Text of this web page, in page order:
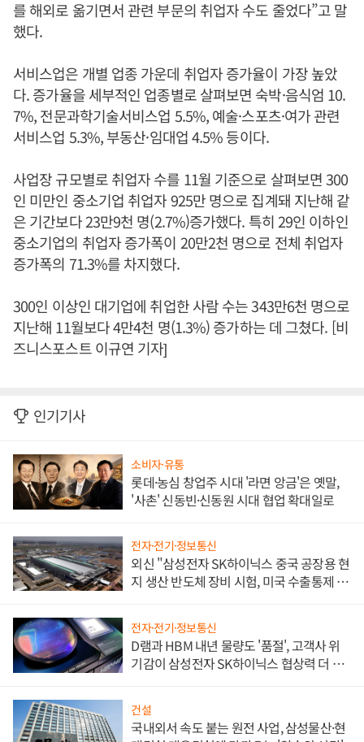
를 해외로 옮기면서 관련 부문의 취업자 수도 줄었다”고 말
했다.
서비스업은 개별 업종 가운데 취업자 증가율이 가장 높았
다. 증가율을 세부적인 업종별로 살펴보면 숙박·음식엄 10.
7%, 전문과학기술서비스업 5.5%, 예술·스포츠·여가 관련
서비스업 5.3%, 부동산·임대업 4.5% 등이다.
사업장 규모별로 취업자 수를 11월 기준으로 살펴보면 300
인 미만인 중소기업 취업자 925만 명으로 집계돼 지난해 같
은 기간보다 23만9천 명(2.7%)증가했다. 특히 29인 이하인
중소기업의 취업자 증가폭이 20만2천 명으로 전체 취업자
증가폭의 71.3%를 차지했다.
300인 이상인 대기업에 취업한 사람 수는 343만6천 명으로
지난해 11월보다 4만4천 명(1.3%) 증가하는 데 그쳤다. [비
즈니스포스트 이규연 기자]
인기기사
소비자·유통
롯데·농심 창업주 시대 '라면 앙금'은 옛말,
'사촌' 신동빈·신동원 시대 협업 확대일로
전자·전기·정보통신
외신 "삼성전자 SK하이닉스 중국 공장용 현
지 생산 반도체 장비 시험, 미국 수출통제 대
전자·전기·정보통신
D램과 HBM 내년 물량도 '품절', 고객사 위
기감이 삼성전자 SK하이닉스 협상력 더 키
건설
국내외서 속도 붙는 원전 사업, 삼성물산·현